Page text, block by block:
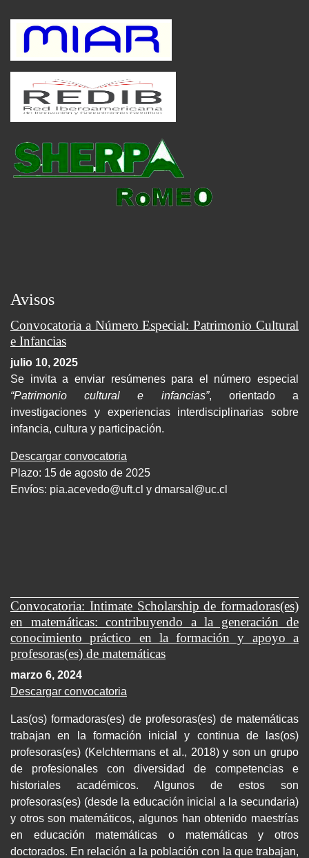
Avisos
Convocatoria a Número Especial: Patrimonio Cultural
e Infancias
julio 10, 2025
Se invita a enviar resúmenes para el número especial
“Patrimonio cultural e infancias”, orientado a
investigaciones y experiencias interdisciplinarias sobre
infancia, cultura y participación.
Descargar convocatoria
Plazo: 15 de agosto de 2025
Envíos: pia.acevedo@uft.cl y dmarsal@uc.cl
Convocatoria: Intimate Scholarship de formadoras(es)
en matemáticas: contribuyendo a la generación de
conocimiento práctico en la formación y apoyo a
profesoras(es) de matemáticas
marzo 6, 2024
Descargar convocatoria
Las(os) formadoras(es) de profesoras(es) de matemáticas
trabajan en la formación inicial y continua de las(os)
profesoras(es) (Kelchtermans et al., 2018) y son un grupo
de profesionales con diversidad de competencias e
historiales académicos. Algunos de estos son
profesoras(es) (desde la educación inicial a la secundaria)
y otros son matemáticos, algunos han obtenido maestrías
en educación matemáticas o matemáticas y otros
doctorados. En relación a la población con la que trabajan,